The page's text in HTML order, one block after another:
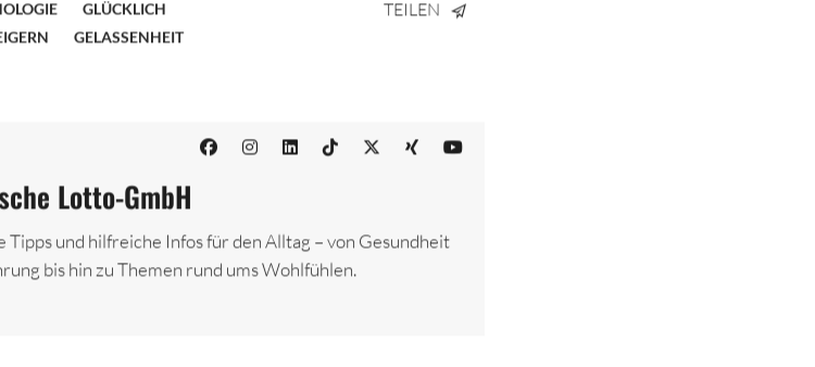
GLÜCKLICH
GELASSENHEIT
TEILEN
Lotto-GmbH
Tipps und hilfreiche Infos für den Alltag – von Gesundheit
bis hin zu Themen rund ums Wohlfühlen.